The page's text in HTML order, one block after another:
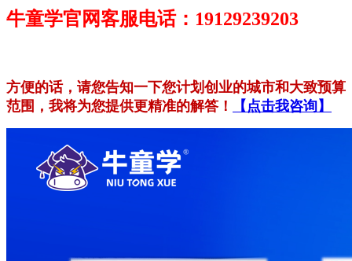
牛童学官网客服电话：19129239203
方便的话，请您告知一下您计划创业的城市和大致预算
范围，我将为您提供更精准的解答！
【点击我咨询】